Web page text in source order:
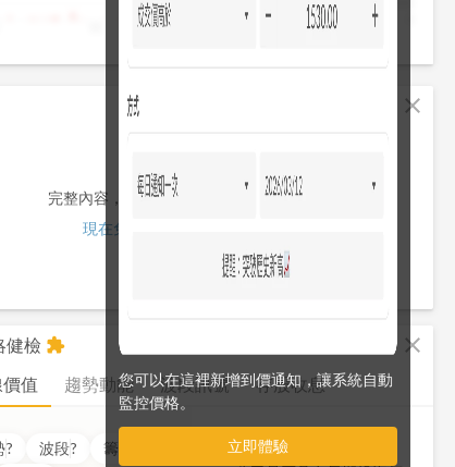
您可以在這裡新增到價通知，讓系統自動
監控價格。
立即體驗
13 13:30
close
完整內容，僅限註冊會員使用
現在免費註冊/登入
健檢 close
extension
值 趨勢動能 波段訊號 存股收息
? 波段? 籌碼 價值??